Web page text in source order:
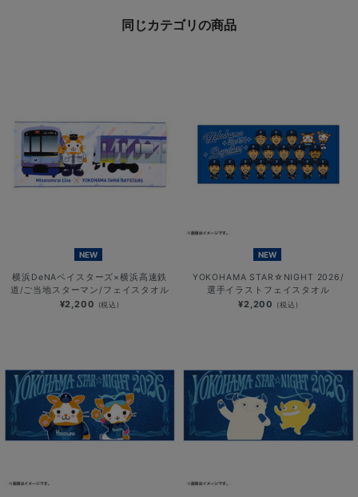
同じカテゴリの商品
NEW
横浜DeNAベイスターズ×横浜高速鉄
道/ご当地スターマン/フェイスタオル
¥2,200 (税込)
NEW
YOKOHAMA STAR☆NIGHT 2026/
選手イラストフェイスタオル
¥2,200 (税込)